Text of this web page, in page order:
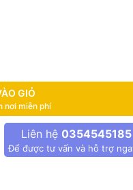
GIỎ
nơi miễn phí
Liên hệ 0354545185
Để được tư vấn và hỗ trợ
so với điện áp đầu ra của